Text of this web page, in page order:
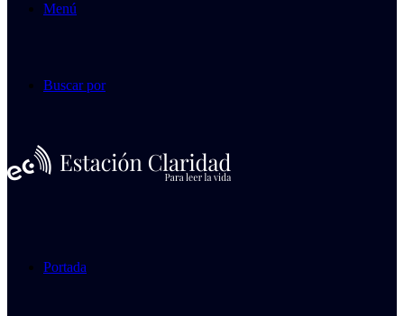
Menú
Buscar por
Portada